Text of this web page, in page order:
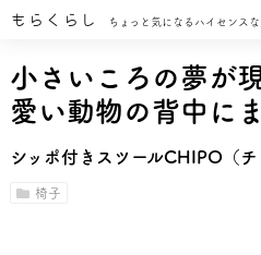
もらくらし ちょっと気になるハイセンス
小さいころの夢が
愛い動物の背中に
シッポ付きスツールCHIPO（チ
椅子